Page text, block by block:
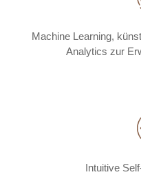
Machine Learning,
Analytics zur
Intuitive